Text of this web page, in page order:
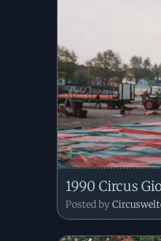
1990 Circus
Posted by